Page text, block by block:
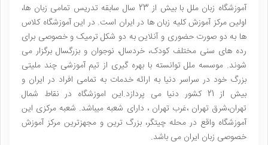
آموزشگاه زبان ملل با بیش از 23 سال سابقه تدریس تمامی زبان ها،
اولین مرکز آموزش کلیه زبان ها در ایران است. در این آموزشگاه کلاس
ها به دو صورت حضوری و آنلاین به دو شکل ترمیک و خصوصی برای
رده های سنی مختلف کودک، خردسال، نوجوان و بزرگسال برگزار می
شوند. موسسه ملل توانسته با بهره گیری از تیم آموزشی چند ملیتی
بزرگ خود در سراسر دنیا به ارائه خدمات به تمامی افراد در ایران و
بیش از 21 کشور دنیا می پردازد.این اموزشگاه در نقاط شمال
تهران،شرق تهران ،غرب تهران ، دارای شعبه میباشد. شعبه مرکزی این
آموزشگاه واقع در محله چیتگر، بزرگ ترین و مجهزترین مرکز آموزش
خصوصی زبان ایران می باشد.